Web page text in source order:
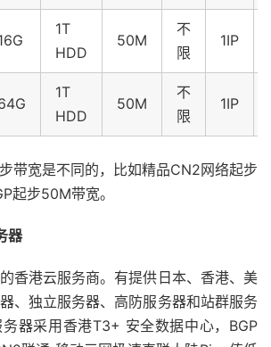
1T
HDD
50M
不
限
1IP
1T
HDD
50M
不
限
1IP
带宽是不同的，比如精品CN2网络起步
起步50M带宽。
器
香港云服务商。有提供日本、香港、美
、独立服务器、高防服务器和站群服务
器采用香港T3+ 安全数据中心，BGP